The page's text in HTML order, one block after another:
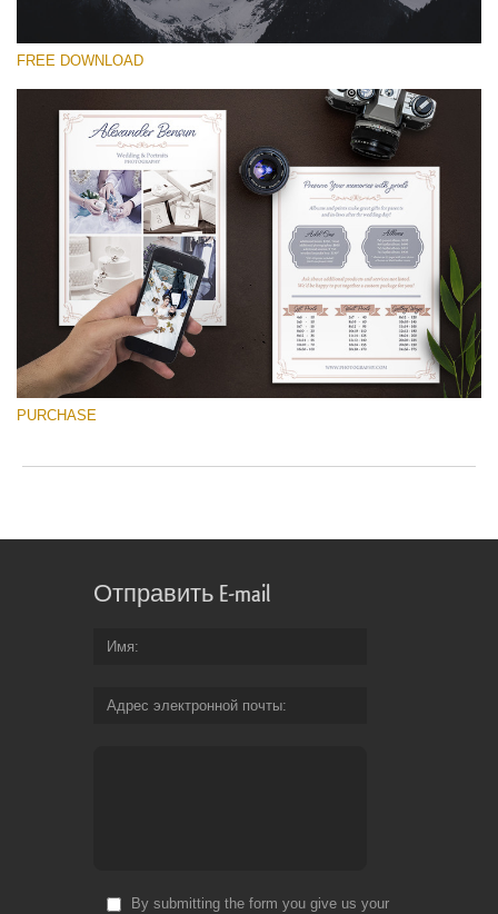
Выберите Вариант
Free Font #44
Wedding Photography Templates
Скачать Бесплатно
FREE DOWNLOAD
PURCHASE
Отправить E-mail
Имя
Адрес электронной почты
By submitting the form you give us your